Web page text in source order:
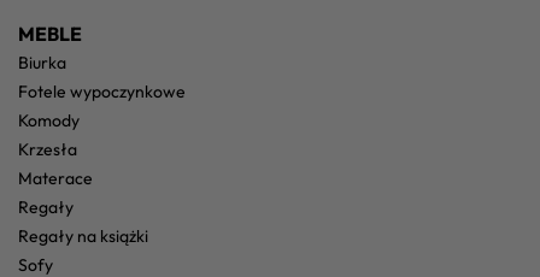
MEBLE
biurka
fotele wypoczynkowe
komody
krzesła
materace
regały
regały na książki
sofy